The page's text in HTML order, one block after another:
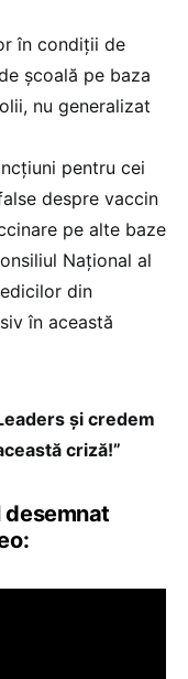
în condiții de
școală pe baza
nu generalizat
pentru cei
despre vaccin
pe alte baze
Național al
din
în această
și credem
criză!”
desemnat